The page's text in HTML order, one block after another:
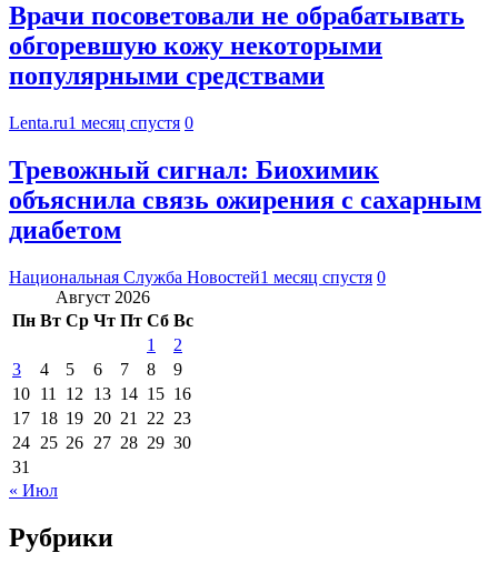
Врачи посоветовали не обрабатывать
обгоревшую кожу некоторыми
популярными средствами
Lenta.ru1 месяц спустя 0
Тревожный сигнал: Биохимик
объяснила связь ожирения с сахарным
диабетом
Национальная Служба Новостей1 месяц спустя 0
Август 2026
Пн Вт Ср Чт Пт Сб Вс
1
2
3
4 5 6 7 8
9
10 11 12 13 14 15 16
17 18 19 20 21 22 23
24 25 26 27 28 29 30
31
« Июл
Рубрики